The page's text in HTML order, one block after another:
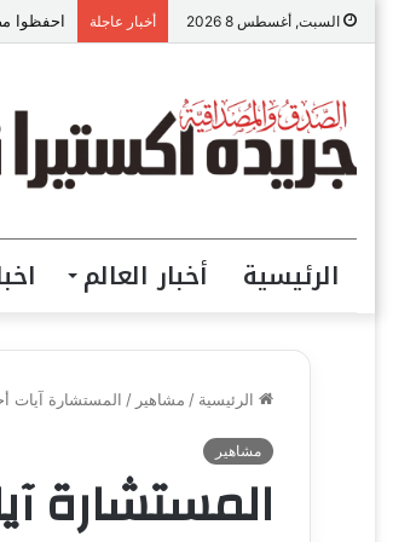
السبت, أغسطس 8 2026 أخبار عاجلة احفظوا
الرئيسية أخبار العالم
الرئيسية / مشاهير / المستشارة آيات
مشاهير
المستشارة